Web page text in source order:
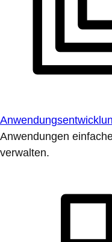
Anwendungen
verwalten.